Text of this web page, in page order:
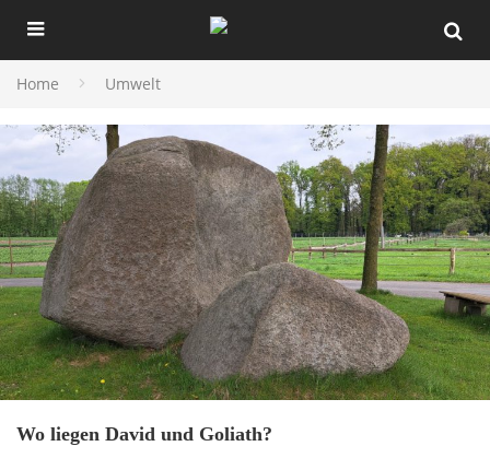
Home Umwelt
Wo liegen David und Goliath?